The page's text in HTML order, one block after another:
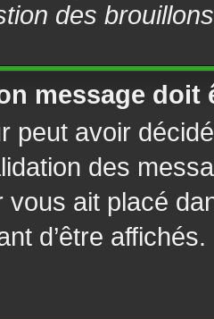
des brouillons
message doit
peut avoir
des
vous ait placé
d’être